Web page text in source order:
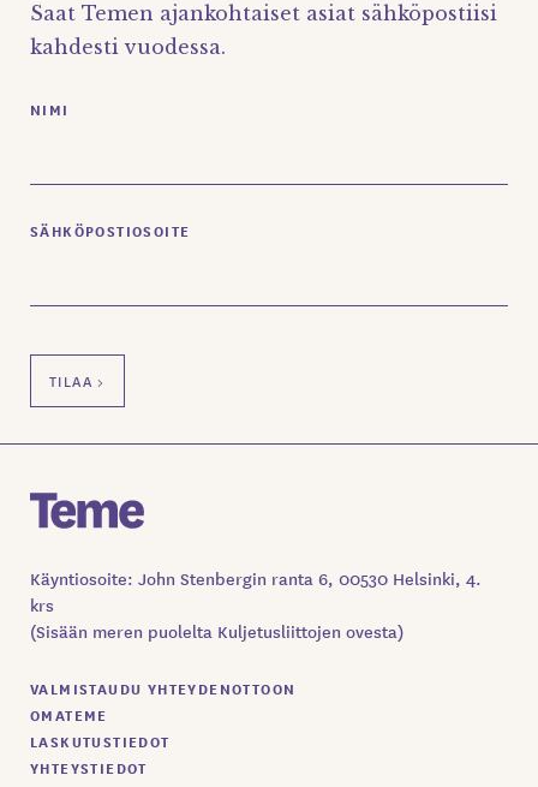
Saat Temen ajankohtaiset asiat sähköpostiisi
kahdesti vuodessa.
NIMI
SÄHKÖPOSTIOSOITE
Käyntiosoite: John Stenbergin ranta 6, 00530 Helsinki, 4.
krs
(Sisään meren puolelta Kuljetusliittojen ovesta)
VALMISTAUDU YHTEYDENOTTOON
OMATEME
LASKUTUSTIEDOT
YHTEYSTIEDOT